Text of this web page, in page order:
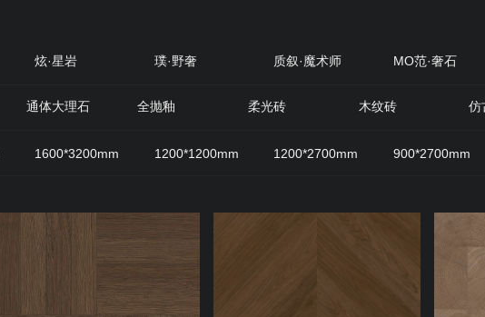
炫·星岩 璞·野奢 质叙·魔术师 MO范·奢石
通体大理石 全抛釉 柔光砖 木纹砖 仿
1600*3200mm 1200*1200mm 1200*2700mm 900*2700mm